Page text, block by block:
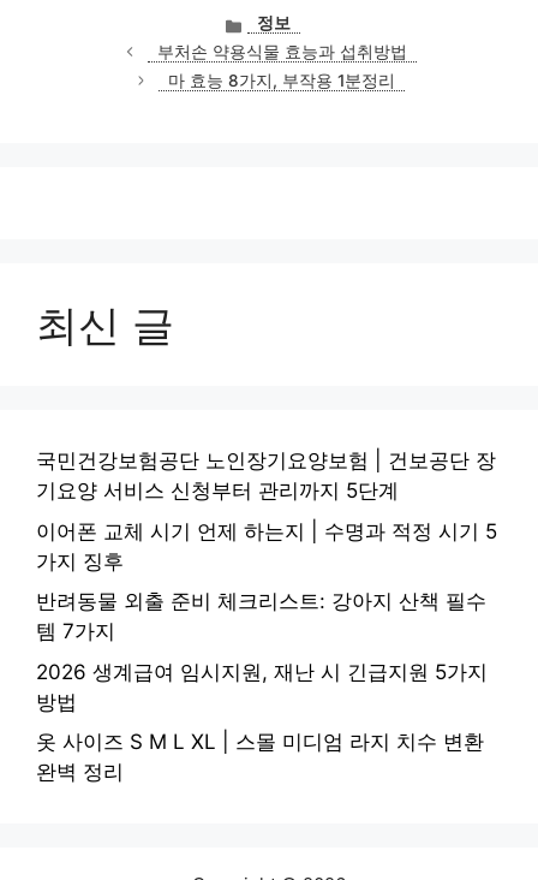
카
테
고
리
정보
부처손 약용식물 효능과 섭취방법
마 효능 8가지, 부작용 1분정리
최신 글
국민건강보험공단 노인장기요양보험 | 건보공단 장
기요양 서비스 신청부터 관리까지 5단계
이어폰 교체 시기 언제 하는지 | 수명과 적정 시기 5
가지 징후
반려동물 외출 준비 체크리스트: 강아지 산책 필수
템 7가지
2026 생계급여 임시지원, 재난 시 긴급지원 5가지
방법
옷 사이즈 S M L XL | 스몰 미디엄 라지 치수 변환
완벽 정리